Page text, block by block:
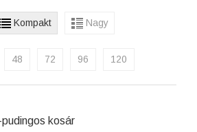
Kompakt Nagy
48 72 96 120
kosár